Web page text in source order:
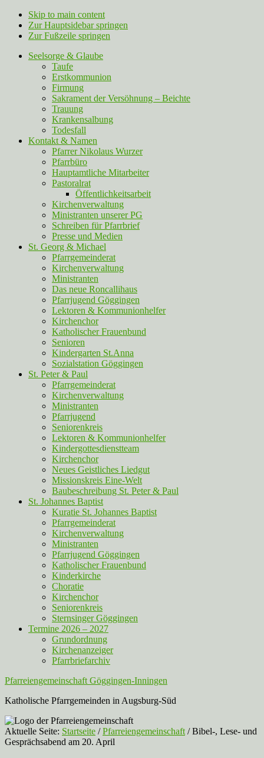
Skip to main content
Zur Hauptsidebar springen
Zur Fußzeile springen
Seelsorge & Glaube
Taufe
Erstkommunion
Firmung
Sakrament der Versöhnung – Beichte
Trauung
Krankensalbung
Todesfall
Kontakt & Namen
Pfarrer Nikolaus Wurzer
Pfarrbüro
Hauptamtliche Mitarbeiter
Pastoralrat
Öffentlichkeitsarbeit
Kirchenverwaltung
Ministranten unserer PG
Schreiben für Pfarrbrief
Presse und Medien
St. Georg & Michael
Pfarrgemeinderat
Kirchenverwaltung
Ministranten
Das neue Roncallihaus
Pfarrjugend Göggingen
Lektoren & Kommunionhelfer
Kirchenchor
Katholischer Frauenbund
Senioren
Kindergarten St.Anna
Sozialstation Göggingen
St. Peter & Paul
Pfarrgemeinderat
Kirchenverwaltung
Ministranten
Pfarrjugend
Seniorenkreis
Lektoren & Kommunionhelfer
Kindergottesdienstteam
Kirchenchor
Neues Geistliches Liedgut
Missionskreis Eine-Welt
Baubeschreibung St. Peter & Paul
St. Johannes Baptist
Kuratie St. Johannes Baptist
Pfarrgemeinderat
Kirchenverwaltung
Ministranten
Pfarrjugend Göggingen
Katholischer Frauenbund
Kinderkirche
Choratie
Kirchenchor
Seniorenkreis
Sternsinger Göggingen
Termine 2026 – 2027
Grundordnung
Kirchenanzeiger
Pfarrbriefarchiv
Pfarreiengemeinschaft Göggingen-Inningen
Katholische Pfarrgemeinden in Augsburg-Süd
Aktuelle Seite: Startseite / Pfarreiengemeinschaft /Bibel-, Lese- und
Gesprächsabend am 20. April